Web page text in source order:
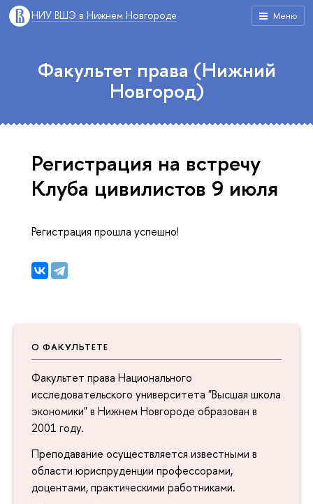
Меню
НИУ ВШЭ в Нижнем Новгороде
О ФАКУЛЬТЕТЕ
Факультет права Национального
исследовательского университета "Высшая школа
экономики" в Нижнем Новгороде образован
2001 году.
Преподавание осуществляется известными
области юриспруденции профессорами,
доцентами, практическими работниками.
Факультет права (Нижний
Новгород)
Регистрация на встречу
Клуба цивилистов 9 июля
Регистрация прошла успешно!